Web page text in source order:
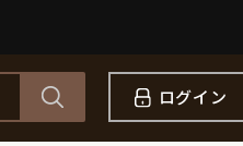
ログイン